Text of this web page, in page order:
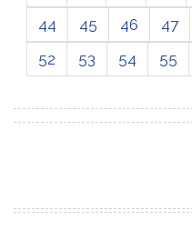
44
45 46 47
52
53 54 55